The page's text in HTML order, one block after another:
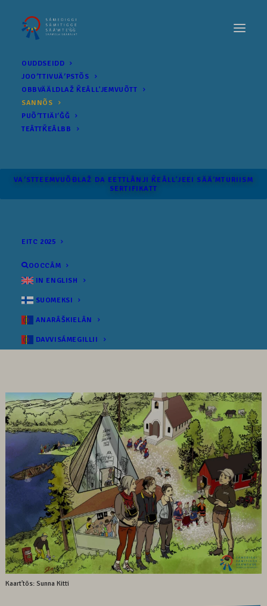
OUDDSEIDD
JOOʹTTIVUÄʹPSTÕS
OBBVÄÄLDLAŽ ǨEÂLLʼJEMVUÕTT
SANNÕS
PUÕʹTTIÄIʹǦǦ
TEÂTTǨEÂLBB
VAʹSTTEEMVUÕĐLAŽ DA EETTLÂNJI ǨEÂLLʼJEEI SÄÄʹM­TURIISM
SERTIFIKATT
EITC 2025
OOCCÂM
IN ENGLISH
SUOMEKSI
ANARÂŠKIELÂN
DAVVISÁMEGILLII
Kaartʼtõs: Sunna Kitti